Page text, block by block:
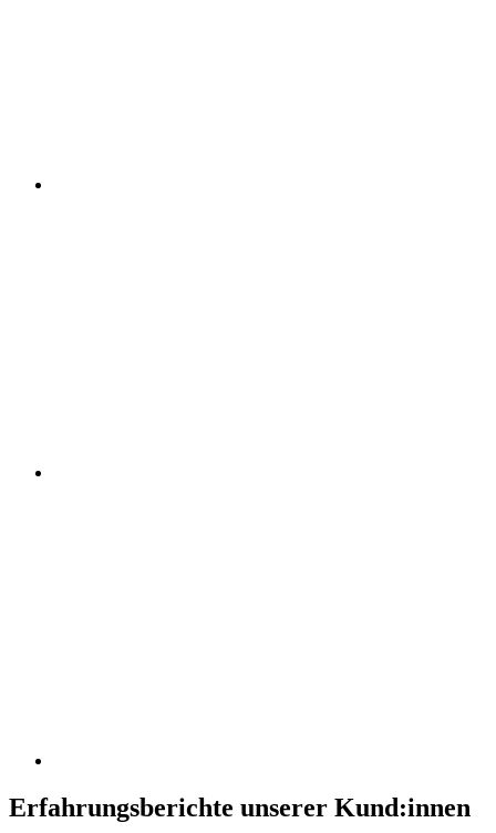
Erfahrungsberichte unserer Kund:innen